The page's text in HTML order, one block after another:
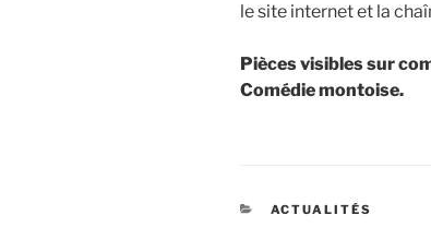
le site internet et la
Pièces visibles sur
Comédie montoise.
CATÉGORIES
ACTUALITÉS